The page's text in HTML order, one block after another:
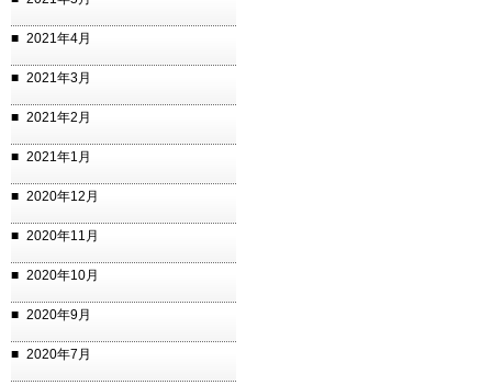
2021年4月
2021年3月
2021年2月
2021年1月
2020年12月
2020年11月
2020年10月
2020年9月
2020年7月